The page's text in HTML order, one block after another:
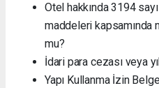
Otel hakkında 3194
maddeleri kapsamında
mu?
İdari para cezası veya
Yapı Kullanma İzin